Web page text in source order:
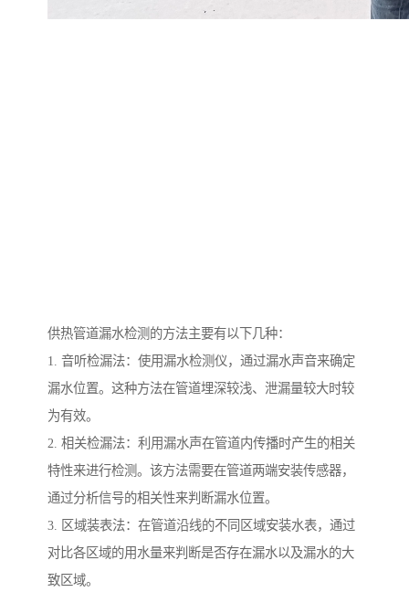
供热管道漏水检测的方法主要有以下几种：
1. 音听检漏法：使用漏水检测仪，通过漏水声音来确定
漏水位置。这种方法在管道埋深较浅、泄漏量较大时较
为有效。
2. 相关检漏法：利用漏水声在管道内传播时产生的相关
特性来进行检测。该方法需要在管道两端安装传感器，
通过分析信号的相关性来判断漏水位置。
3. 区域装表法：在管道沿线的不同区域安装水表，通过
对比各区域的用水量来判断是否存在漏水以及漏水的大
致区域。